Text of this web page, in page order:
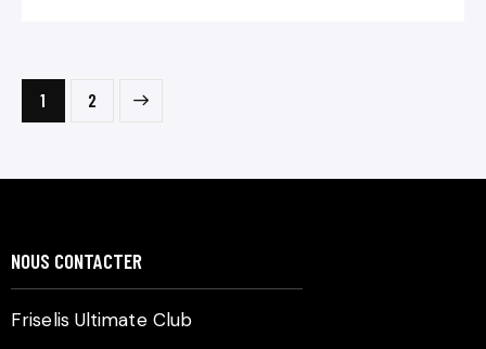
1 2
NOUS CONTACTER
Friselis Ultimate Club